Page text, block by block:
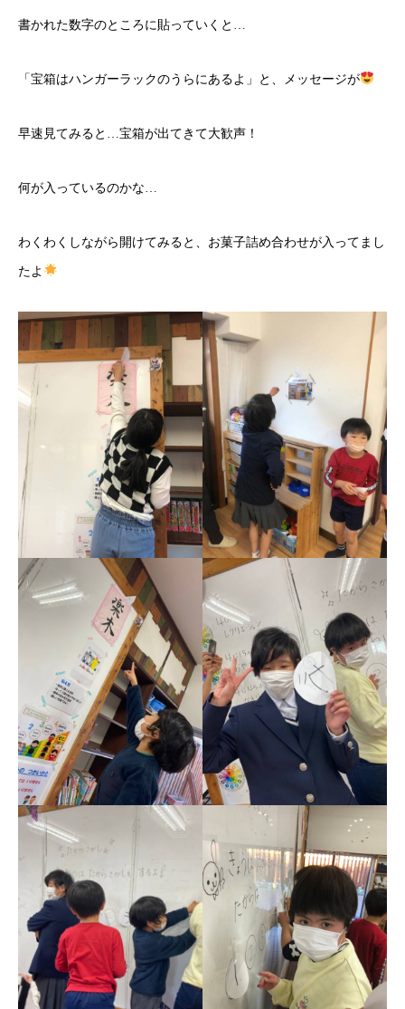
書かれた数字のところに貼っていくと…
「宝箱はハンガーラックのうらにあるよ」と、メッセージが
早速見てみると…宝箱が出てきて大歓声！
何が入っているのかな…
わくわくしながら開けてみると、お菓子詰め合わせが入ってまし
たよ